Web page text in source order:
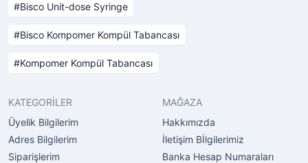
Bisco Unit-dose Syringe
Bisco Kompomer Kompül Tabancası
Kompomer Kompül Tabancası
KATEGORİLER
Üyelik Bilgilerim
Adres Bilgilerim
Siparişlerim
MAĞAZA
Hakkımızda
İletişim Bİlgilerimiz
Banka Hesap Numaraları